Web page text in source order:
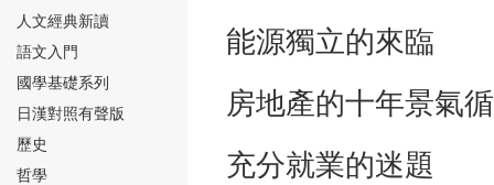
⑱
人文經典新讀
語文入門
國學基礎系列
日漢對照有聲版
歷史
哲學
能源獨立的
房地產的十年
充分就業的